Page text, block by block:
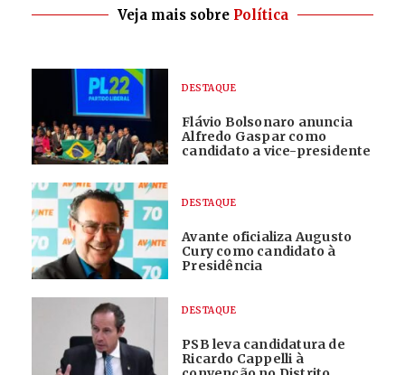
Veja mais sobre Política
DESTAQUE
Flávio Bolsonaro anuncia
Alfredo Gaspar como
candidato a vice-presidente
DESTAQUE
Avante oficializa Augusto
Cury como candidato à
Presidência
DESTAQUE
PSB leva candidatura de
Ricardo Cappelli à